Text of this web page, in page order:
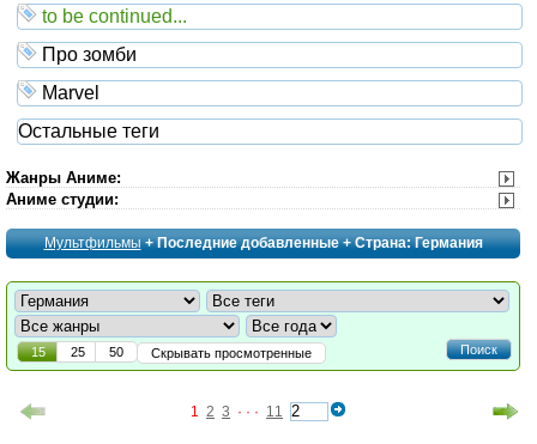
to be continued...
Про зомби
Marvel
Остальные теги
Жанры Аниме:
Аниме студии:
Мультфильмы+ Последние добавленные + Страна: Германия
Поиск
15 25 50 Скрывать просмотренные
1 2 3 · · · 11